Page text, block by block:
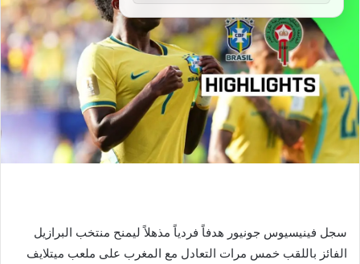
سجل فينيسيوس جونيور هدفاً فردياً مذهلاً ليمنح منتخب البرازيل
الفائز باللقب خمس مرات التعادل مع المغرب على ملعب ميتلايف